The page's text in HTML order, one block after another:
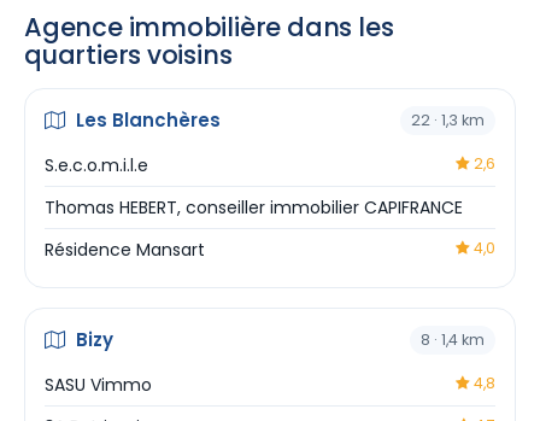
Agence immobilière dans les
quartiers voisins
Les Blanchères 22 · 1,3 km
S.e.c.o.m.i.l.e 2,6
Thomas HEBERT, conseiller immobilier CAPIFRANCE
Résidence Mansart
4,0
Bizy 8 · 1,4 km
SASU Vimmo 4,8